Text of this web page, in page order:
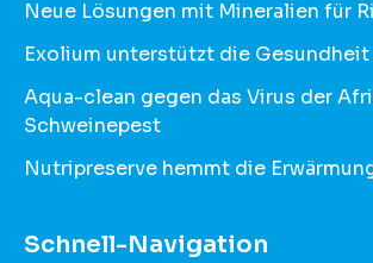
Neue Lösungen mit Mineralien für
Exolium unterstützt die Gesundheit
Aqua-clean gegen das Virus der
Schweinepest
Nutripreserve hemmt die
Schnell-Navigation